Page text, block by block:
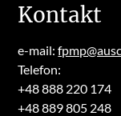
Kontakt
e-mail:
Telefon:
+48 888 220 174
+48 889 805 248